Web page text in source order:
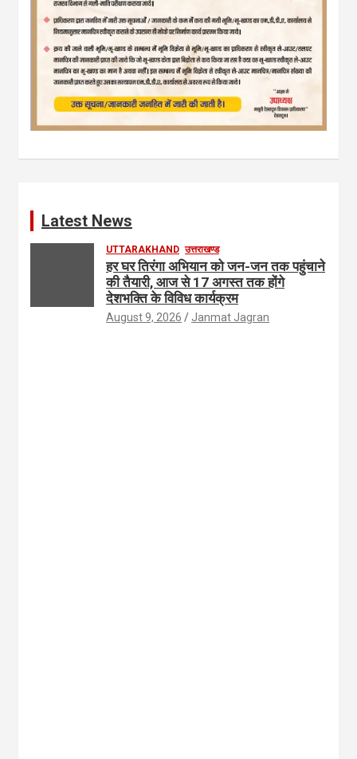
Latest News
UTTARAKHAND उत्तराखण्ड
हर घर तिरंगा अभियान को जन-जन तक पहुंचाने
की तैयारी, आज से 17 अगस्त तक होंगे
देशभक्ति के विविध कार्यक्रम
August 9, 2026 Janmat Jagran